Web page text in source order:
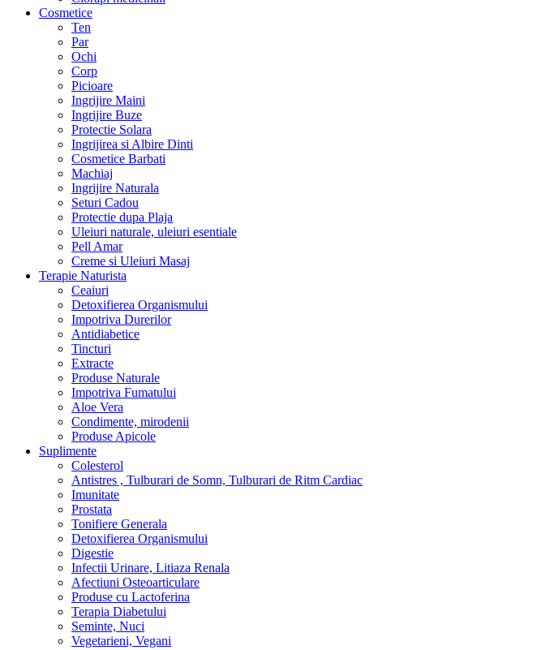
Cosmetice
Ten
Par
Ochi
Corp
Picioare
Ingrijire Maini
Ingrijire Buze
Protectie Solara
Ingrijirea si Albire Dinti
Cosmetice Barbati
Machiaj
Ingrijire Naturala
Seturi Cadou
Protectie dupa Plaja
Uleiuri naturale, uleiuri esentiale
Pell Amar
Creme si Uleiuri Masaj
Terapie Naturista
Ceaiuri
Detoxifierea Organismului
Impotriva Durerilor
Antidiabetice
Tincturi
Extracte
Produse Naturale
Impotriva Fumatului
Aloe Vera
Condimente, mirodenii
Produse Apicole
Suplimente
Colesterol
Antistres , Tulburari de Somn, Tulburari de Ritm Cardiac
Imunitate
Prostata
Tonifiere Generala
Detoxifierea Organismului
Digestie
Infectii Urinare, Litiaza Renala
Afectiuni Osteoarticulare
Produse cu Lactoferina
Terapia Diabetului
Seminte, Nuci
Vegetarieni, Vegani